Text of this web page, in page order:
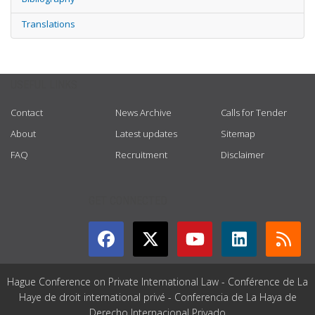
Translations
Contact
About
FAQ
News Archive
Latest updates
Recruitment
Calls for Tender
Sitemap
Disclaimer
Hague Conference on Private International Law - Conférence de La
Haye de droit international privé - Conferencia de La Haya de